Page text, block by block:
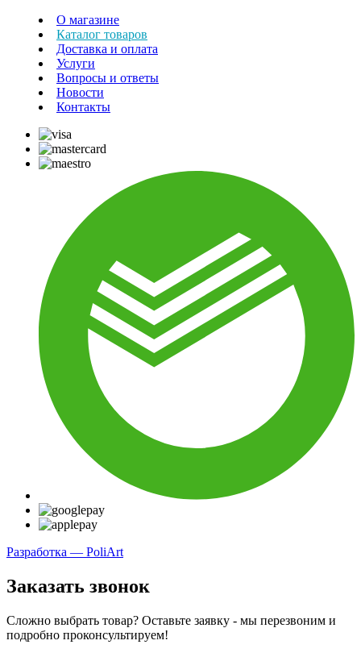
О магазине
Каталог товаров
Доставка и оплата
Услуги
Вопросы и ответы
Новости
Контакты
Разработка — PoliArt
Заказать звонок
Сложно выбрать товар? Оставьте заявку - мы перезвоним и
подробно проконсультируем!